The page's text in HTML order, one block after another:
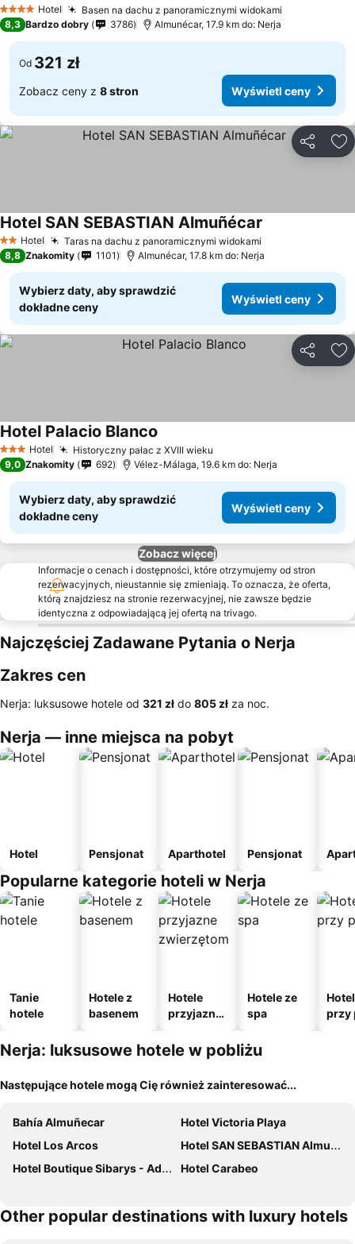
4 KategoriaHotel Basen na dachu z panoramicznymi widokami
8,3 Bardzo dobry 3786 Almunécar, 17.9 km do: Nerja
Od 321 zł
Zobacz ceny z 8 stron Wyświetl ceny
2 Kategoria
Hotel Taras na dachu z panoramicznymi widokami
Hotel SAN SEBASTIAN Almuñécar
8,8 Znakomity 1101 Almunécar, 17.8 km do: Nerja
Wybierz daty, aby sprawdzić
dokładne ceny
Wyświetl ceny
3 Kategoria
Hotel Historyczny pałac z XVIII wieku
Hotel Palacio Blanco
9,0 Znakomity 692 Vélez-Málaga, 19.6 km do: Nerja
Wybierz daty, aby sprawdzić
dokładne ceny
Wyświetl ceny
Zobacz więcej
Informacje o cenach i dostępności, które otrzymujemy od stron
rezerwacyjnych, nieustannie się zmieniają. To oznacza, że oferta,
którą znajdziesz na stronie rezerwacyjnej, nie zawsze będzie
identyczna z odpowiadającą jej ofertą na trivago.
Najczęściej Zadawane Pytania o Nerja
Zakres cen
Nerja: luksusowe hotele od ‎321 zł do ‎805 zł za noc.
Nerja — inne miejsca na pobyt
Hotel Pensjonat Aparthotel Pensjonat
Popularne kategorie hoteli w Nerja
Tanie
hotele
Hotele z
basenem
Hotele
przyjazne
m
Hotele ze
spa
przy
Nerja: luksusowe hotele w pobliżu
Następujące hotele mogą Cię również zainteresować...
Bahía Almuñecar
Hotel Victoria Playa
Hotel Los Arcos
Hotel SAN SEBASTIAN Almuñécar
Hotel Boutique Sibarys - Adults Recommended
Hotel Carabeo
Other popular destinations with luxury hotels